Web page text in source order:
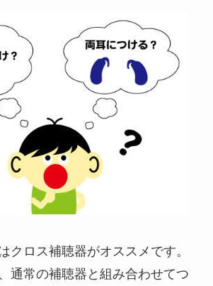
クロス補聴器がオススメです。
通常の補聴器と組み合わせてつ